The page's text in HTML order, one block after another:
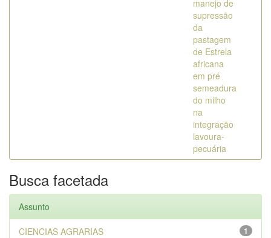
manejo de
supressão
da
pastagem
de Estrela
africana
em pré
semeadura
do milho
na
integração
lavoura­
pecuária
Busca facetada
Assunto
1
CIENCIAS AGRARIAS